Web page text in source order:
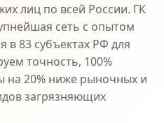
лиц по всей России. ГК
сеть с опытом
в 83 субъектах РФ для
точность, 100%
на 20% ниже рыночных и
загрязняющих